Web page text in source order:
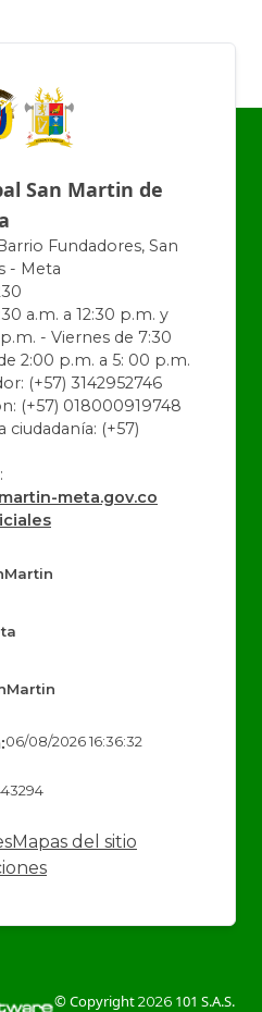
San Martin de
Fundadores, San
- Meta
a.m. a 12:30 p.m. y
- Viernes de 7:30
2:00 p.m. a 5: 00 p.m.
(+57) 3142952746
(+57) 018000919748
ciudadanía: (+57)
meta.gov.co
06/08/2026 16:36:32
Mapas del sitio
© Copyright2026101 S.A.S.